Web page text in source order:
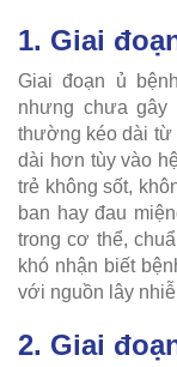
1. Giai
Giai đoạn ủ
nhưng chưa gây
thường kéo dài từ
dài hơn tùy vào
trẻ không sốt,
ban hay đau
trong cơ thể,
khó nhận biết
với nguồn lây
2. Giai